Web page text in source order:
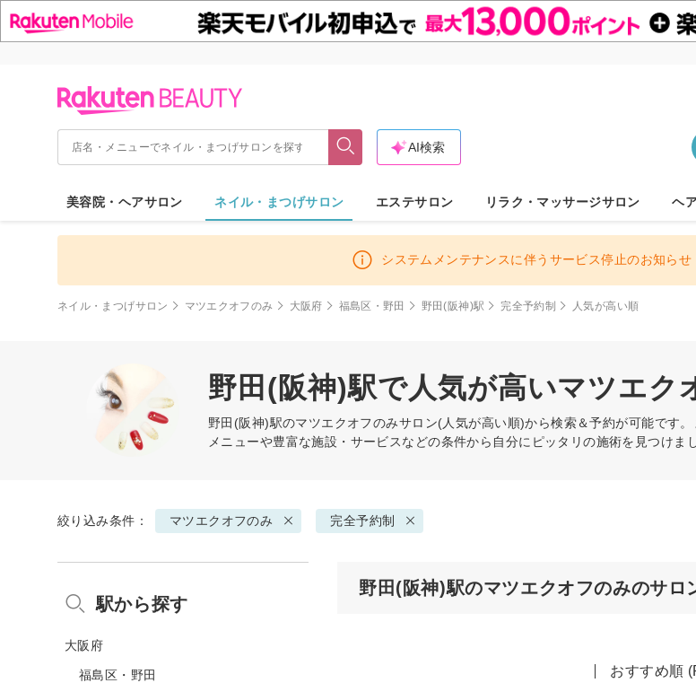
AI検索
美容院・ヘアサロン ネイル・まつげサロン エステサロン リラク・マッサージサロン ヘ
システムメンテナンスに伴うサービス停止のお知ら
ネイル・まつげサロン マツエクオフのみ 大阪府 福島区・野田 野田(阪神)駅 完全予約制 人気が高い順
野田(阪神)駅で人気が高いマツエク
野田(阪神)駅のマツエクオフのみサロン(人気が高い順)から検索＆予約が可能です
メニューや豊富な施設・サービスなどの条件から自分にピッタリの施術を見つけま
絞り込み条件： マツエクオフのみ 完全予約制
野田(阪神)駅のマツエクオフのみのサロ
おすすめ順
駅から探す
大阪府
福島区・野田